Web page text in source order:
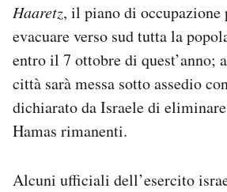
Haaretz, il piano di occupazione
evacuare verso sud tutta la
entro il 7 ottobre di quest’anno;
città sarà messa sotto assedio
dichiarato da Israele di
Hamas rimanenti.
Alcuni ufficiali dell’esercito